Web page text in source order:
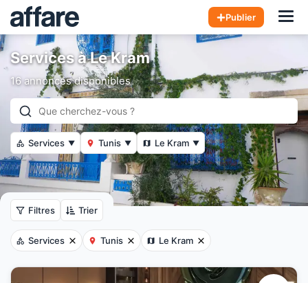
Publier
Services à Le Kram
16 annonces disponibles
Services ▼ Tunis ▼ Le Kram ▼
Filtres Trier
Services Tunis Le Kram